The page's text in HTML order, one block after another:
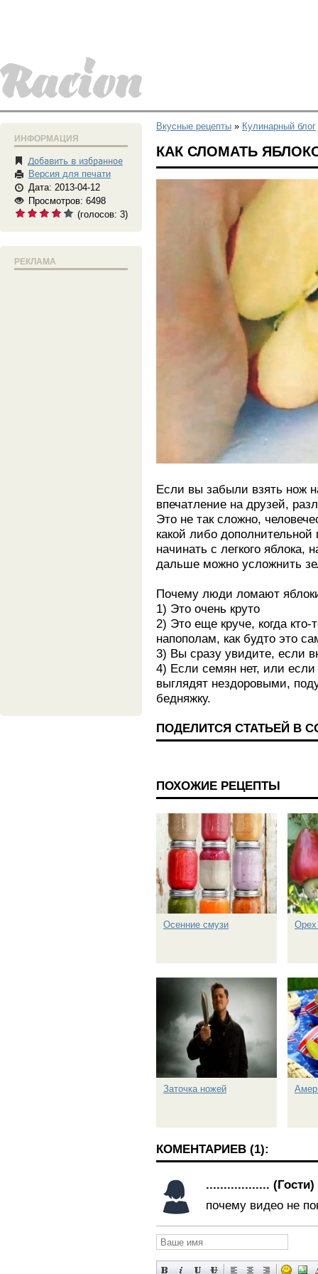
Вкусные рецепты » Кулинарный блог
ИНФОРМАЦИЯ
Версия для печати
Дата: 2013-04-12
Просмотров: 6498
(голосов: 3)
РЕКЛАМА
КАК СЛОМАТЬ
Если вы забыли взять нож
впечатление на друзей,
Это не так сложно,
какой либо
начинать с легкого яблока,
дальше можно усложнить
Почему люди ломают
1) Это очень круто
2) Это еще круче, когда кто-
напополам, как будто это
3) Вы сразу увидите, если
4) Если семян нет, или
выглядят нездоровыми,
бедняжку.
ПОДЕЛИТСЯ СТАТЬЕЙ В
ПОХОЖИЕ РЕЦЕПТЫ
Осенние смузи
Заточка ножей
КОМЕНТАРИЕВ (1):
.................. (Гости)
почему видео не